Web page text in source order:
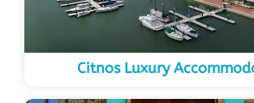
Citnos Luxury